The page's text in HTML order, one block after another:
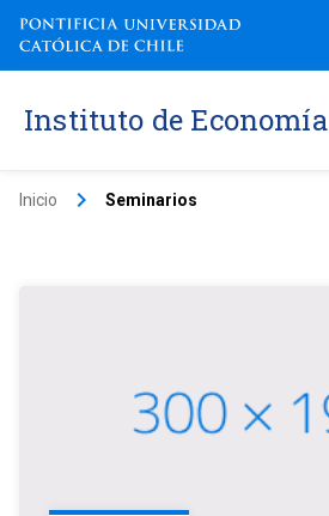
Instituto de Economía
Inicio keyboard_arrow_right Seminarios